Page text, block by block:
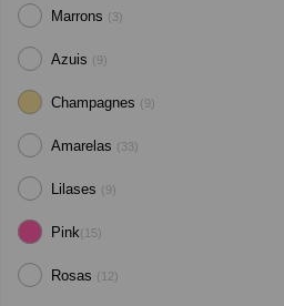
Marrons (3)
Azuis (9)
Champagnes (9)
Amarelas (33)
Lilases (9)
Pink(15)
Rosas (12)